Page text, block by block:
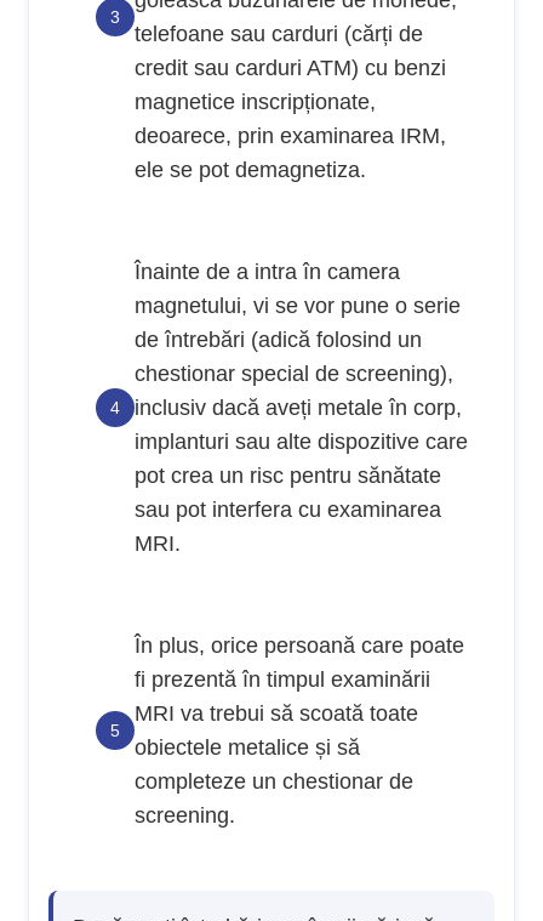
telefoane sau carduri (cărți de
credit sau carduri ATM) cu benzi
magnetice inscripționate,
deoarece, prin examinarea IRM,
ele se pot demagnetiza.
Înainte de a intra în camera
magnetului, vi se vor pune o serie
de întrebări (adică folosind un
chestionar special de screening),
inclusiv dacă aveți metale în corp,
implanturi sau alte dispozitive care
pot crea un risc pentru sănătate
sau pot interfera cu examinarea
MRI.
În plus, orice persoană care poate
fi prezentă în timpul examinării
MRI va trebui să scoată toate
obiectele metalice și să
completeze un chestionar de
screening.